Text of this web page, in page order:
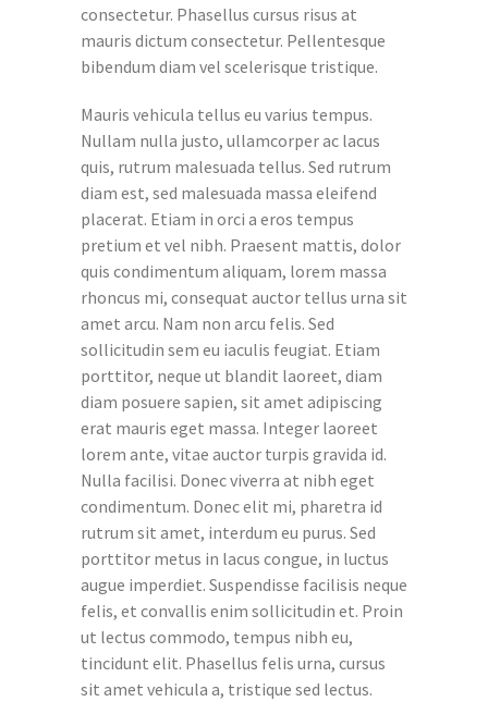
consectetur. Phasellus cursus risus at
mauris dictum consectetur. Pellentesque
bibendum diam vel scelerisque tristique.
Mauris vehicula tellus eu varius tempus.
Nullam nulla justo, ullamcorper ac lacus
quis, rutrum malesuada tellus. Sed rutrum
diam est, sed malesuada massa eleifend
placerat. Etiam in orci a eros tempus
pretium et vel nibh. Praesent mattis, dolor
quis condimentum aliquam, lorem massa
rhoncus mi, consequat auctor tellus urna sit
amet arcu. Nam non arcu felis. Sed
sollicitudin sem eu iaculis feugiat. Etiam
porttitor, neque ut blandit laoreet, diam
diam posuere sapien, sit amet adipiscing
erat mauris eget massa. Integer laoreet
lorem ante, vitae auctor turpis gravida id.
Nulla facilisi. Donec viverra at nibh eget
condimentum. Donec elit mi, pharetra id
rutrum sit amet, interdum eu purus. Sed
porttitor metus in lacus congue, in luctus
augue imperdiet. Suspendisse facilisis neque
felis, et convallis enim sollicitudin et. Proin
ut lectus commodo, tempus nibh eu,
tincidunt elit. Phasellus felis urna, cursus
sit amet vehicula a, tristique sed lectus.